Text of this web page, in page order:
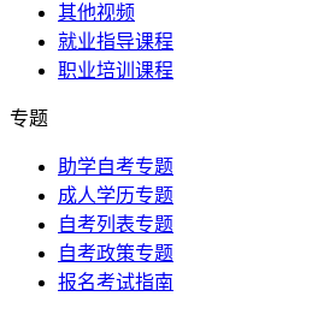
其他视频
就业指导课程
职业培训课程
专题
助学自考专题
成人学历专题
自考列表专题
自考政策专题
报名考试指南